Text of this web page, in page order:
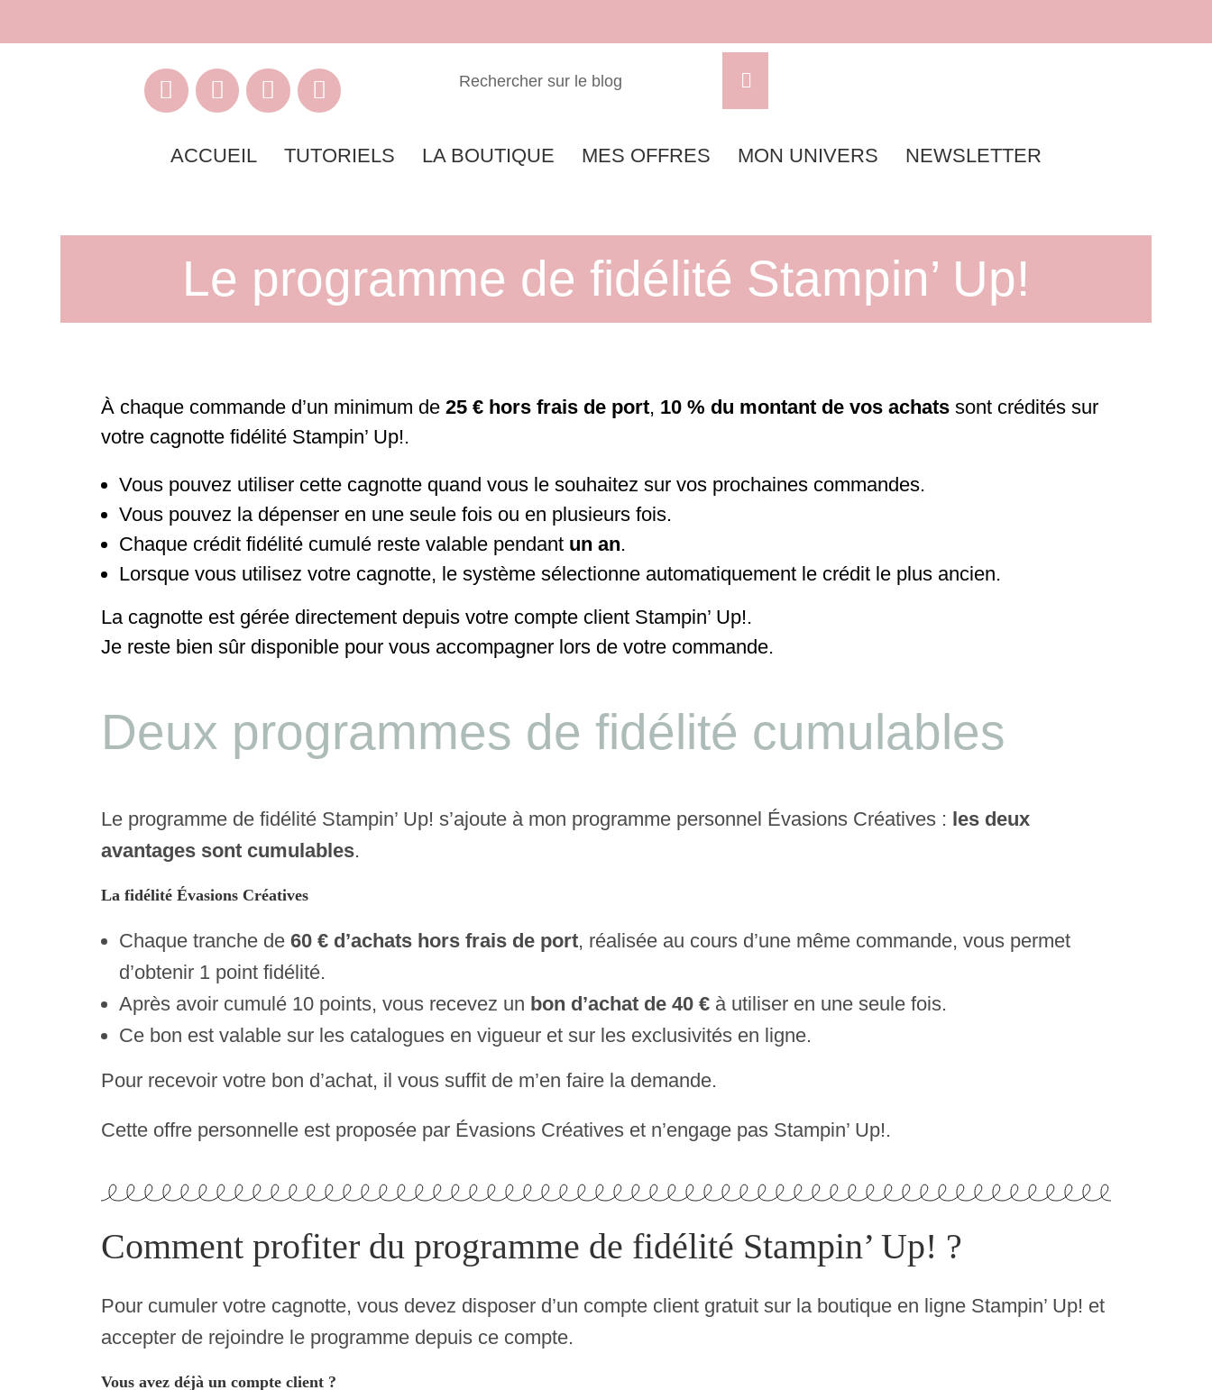
ACCUEIL TUTORIELS LA BOUTIQUE MES OFFRES MON UNIVERS NEWSLETTER
Le programme de fidélité Stampin’ Up!
À chaque commande d’un minimum de 25 € hors frais de port, 10 % du montant de vos achats sont crédités sur
votre cagnotte fidélité Stampin’ Up!.
Vous pouvez utiliser cette cagnotte quand vous le souhaitez sur vos prochaines commandes.
Vous pouvez la dépenser en une seule fois ou en plusieurs fois.
Chaque crédit fidélité cumulé reste valable pendant un an.
Lorsque vous utilisez votre cagnotte, le système sélectionne automatiquement le crédit le plus ancien.
La cagnotte est gérée directement depuis votre compte client Stampin’ Up!.
Je reste bien sûr disponible pour vous accompagner lors de votre commande.
Deux programmes de fidélité cumulables
Le programme de fidélité Stampin’ Up! s’ajoute à mon programme personnel Évasions Créatives : les deux
avantages sont cumulables.
La fidélité Évasions Créatives
Chaque tranche de 60 € d’achats hors frais de port, réalisée au cours d’une même commande, vous permet
d’obtenir 1 point fidélité.
Après avoir cumulé 10 points, vous recevez un bon d’achat de 40 € à utiliser en une seule fois.
Ce bon est valable sur les catalogues en vigueur et sur les exclusivités en ligne.
Pour recevoir votre bon d’achat, il vous suffit de m’en faire la demande.
Cette offre personnelle est proposée par Évasions Créatives et n’engage pas Stampin’ Up!.
Comment profiter du programme de fidélité Stampin’ Up! ?
Pour cumuler votre cagnotte, vous devez disposer d’un compte client gratuit sur la boutique en ligne Stampin’ Up! et
accepter de rejoindre le programme depuis ce compte.
Vous avez déjà un compte client ?